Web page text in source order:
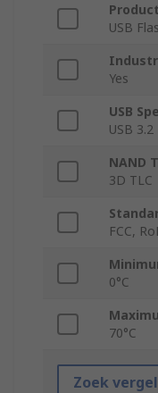
USB
Yes
USB
USB 3.2
NAND
3D TLC
FCC,
0°C
70°C
Zoek